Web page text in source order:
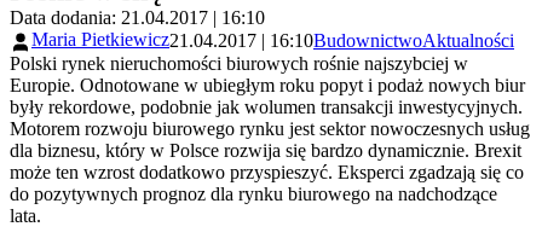
Data dodania: 21.04.2017 | 16:10
Maria Pietkiewicz21.04.2017 | 16:10BudownictwoAktualności
Polski rynek nieruchomości biurowych rośnie najszybciej w
Europie. Odnotowane w ubiegłym roku popyt i podaż nowych biur
były rekordowe, podobnie jak wolumen transakcji inwestycyjnych.
Motorem rozwoju biurowego rynku jest sektor nowoczesnych usług
dla biznesu, który w Polsce rozwija się bardzo dynamicznie. Brexit
może ten wzrost dodatkowo przyspieszyć. Eksperci zgadzają się co
do pozytywnych prognoz dla rynku biurowego na nadchodzące
lata.